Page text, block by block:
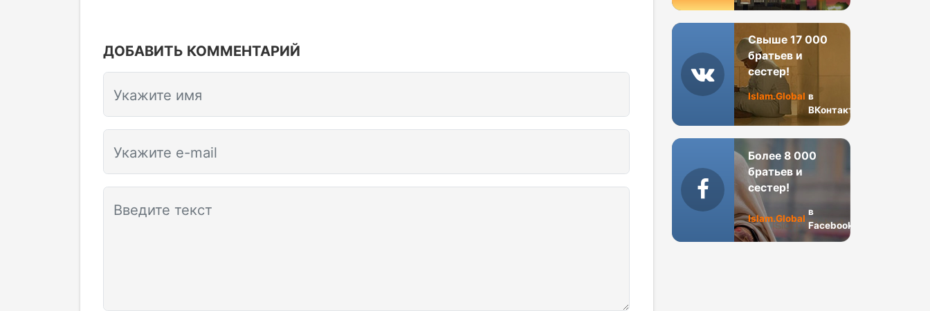
ДОБАВИТЬ КОММЕНТАРИЙ
Укажите имя
Укажите e-mail
Введите текст
Свыше 17 000
братьев и
сестер!
Islam.Global в
ВКонтакте
Более 8 000
братьев и
сестер!
Islam.Global
в
Facebook